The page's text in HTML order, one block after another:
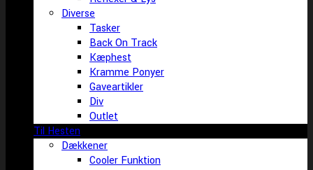
Diverse
Tasker
Back On Track
Kæphest
Kramme Ponyer
Gaveartikler
Div
Outlet
Til Hesten
Dækkener
Cooler Funktion